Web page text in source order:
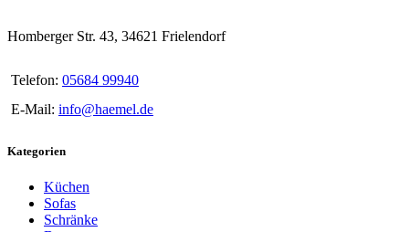
Homberger Str. 43, 34621 Frielendorf
Telefon: 05684 99940
E-Mail: info@haemel.de
Kategorien
Küchen
Sofas
Schränke